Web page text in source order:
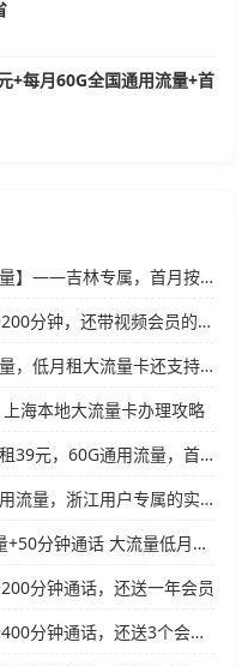
+每月60G全国通用流量+首
广电飞晚卡【39元60G通用流量】——吉林专属，首月按天折算，流量充足不踩坑
江西电信省内卡：39元480G+200分钟，还带视频会员的大流量卡
陕西广电卡：39元60G通用流量，低月租大流量卡还支持结转
海本地大流量卡办理攻略
广电飞澜卡【39元60G】：月租39元，60G通用流量，首月免费真香！
广电飞横卡：39元月租60G通用流量，浙江用户专属的实用型套餐
联通飞泽卡39元240G通用流量+50分钟通话 大流量低月租办理指南
分钟通话，还送一年会员
移动飞转卡：30元350G流量+400分钟通话，还送3个会员的低月租神卡